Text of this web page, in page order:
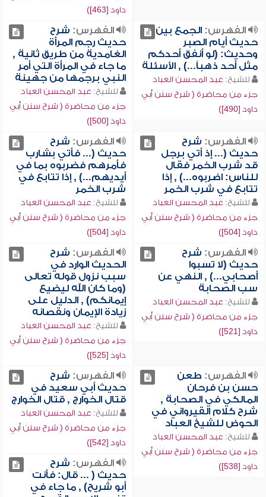
داود [463])
الفهرس:الجمع بين
حديث أيام الصبر
وحديث: (لو أنفق أحدكم
مثل أحد ذهباً...) , الأسئلة
للشيخ: عبد المحسن العباد
جزء من محاضرة ( شرح سنن أبي
داود [490])
الفهرس: شرح
حديث رجم المرأة
الغامدية من طريق ثانية ,
ما جاء في المرأة التي أمر
النبي برجمها من جهينة
للشيخ: عبد المحسن العباد
جزء من محاضرة ( شرح سنن أبي
داود [500])
الفهرس: شرح
حديث (... إذ أتي برجل
قد شرب الخمر فقال
للناس: اضربوه...) , إذا
تتابع في شرب الخمر
للشيخ: عبد المحسن العباد
جزء من محاضرة ( شرح سنن أبي
داود [504])
الفهرس: شرح
حديث (... فأتي بشارب
فأمرهم فضربوه بما في
أيديهم...) , إذا تتابع في
شرب الخمر
للشيخ: عبد المحسن العباد
جزء من محاضرة ( شرح سنن أبي
داود [504])
الفهرس: شرح
حديث (لا تسبوا
أصحابي...) , النهي عن
سب الصحابة
للشيخ: عبد المحسن العباد
جزء من محاضرة ( شرح سنن أبي
داود [521])
الفهرس: شرح
الحديث الوارد في
سبب نزول قوله تعالى
(وما كان الله ليضيع
إيمانكم) , الدليل على
زيادة الإيمان ونقصانه
للشيخ: عبد المحسن العباد
جزء من محاضرة ( شرح سنن أبي
داود [525])
الفهرس: طعن
حسن بن فرحان
المالكي في الصحابة ,
شرح كلام القيرواني في
الحوض للشيخ العباد
للشيخ: عبد المحسن العباد
جزء من محاضرة ( شرح سنن أبي
داود [538])
الفهرس: شرح
حديث أبي سعيد في
قتال الخوارج , قتال الخوارج
للشيخ: عبد المحسن العباد
جزء من محاضرة ( شرح سنن أبي
داود [542])
الفهرس: شرح
حديث ( ... قال: فأنت
أبو شريح) , ما جاء في